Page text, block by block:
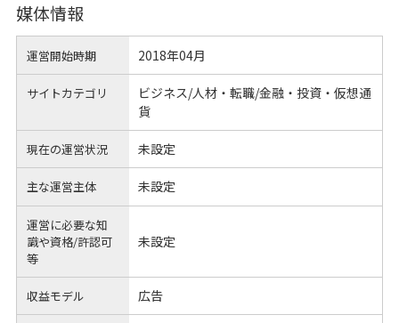
媒体情報
運営開始時期 2018年04月
サイトカテゴリ
ビジネス/人材・転職/金融・投資・仮想通
貨
現在の運営状況 未設定
主な運営主体 未設定
運営に必要な知
識や資格/許認可
等
未設定
収益モデル 広告